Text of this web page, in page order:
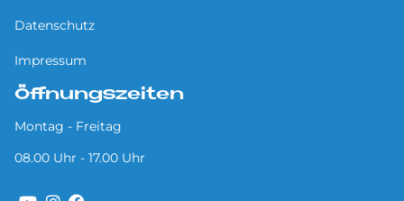
Datenschutz
Impressum
Öffnungszeiten
Montag - Freitag
08.00 Uhr - 17.00 Uhr